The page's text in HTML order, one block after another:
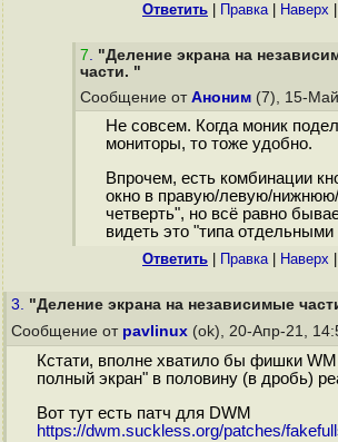
Ответить Правка| Наверх
7. "Деление экрана на
части. "
Сообщение от Аноним (7), 15-
Не совсем. Когда моник
мониторы, то тоже удобно.
Впрочем, есть комбинации
окно в правую/левую/
четверть", но всё равно
видеть это "типа
Ответить Правка| Наверх
3. "Деление экрана на независимые
Сообщение от pavlinux (ok), 20-Апр-21,
Кстати, вполне хватило бы фишки
полный экран" в половину (в дробь)
Вот тут есть патч для DWM
https://dwm.suckless.org/patches/